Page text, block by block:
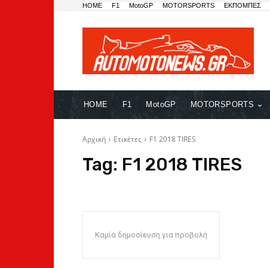
HOME F1 MotoGP MOTORSPORTS ΕΚΠΟΜΠΕΣ
HOME F1 MotoGP MOTORSPORTS
Αρχική Ετικέτες F1 2018 TIRES
Tag: F1 2018 TIRES
Καμία δημοσίευση για προβολή